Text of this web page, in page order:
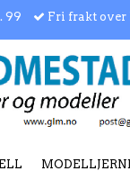
99 Fri frakt over